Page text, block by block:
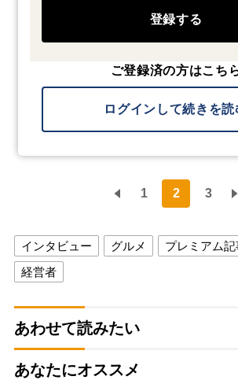
登録する
ご登録済の方はこち
ログインして続きを読
1 2 3
インタビュー グルメ プレミアム記
経営者
あわせて読みたい
あなたにオススメ